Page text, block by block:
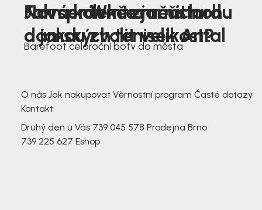
Nová kolekce jarních
dámských tenisek Antal
Jak správně změřit nohu
a jakou zvolit velikost?
Farmer Winter mustard
Barefoot celoroční boty do města
O nás Jak nakupovat Věrnostní program Časté dotazy
Kontakt
Druhý den u Vás 739 045 578 Prodejna Brno
739 225 627 Eshop